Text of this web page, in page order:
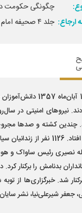
چگونگی حکومت
ارجاع: جلد ۴ صحیفه امام خمینی (ره)، از صفحه ۴۱۳ تا صفحه ۴۱۴
13 آبان‌ماه
نیروهای امنیتی در
چندین کشته و صدها
شد. خبرگزاری‌ها از
جعفر شیرعلی‌نیا، نشر سایان،